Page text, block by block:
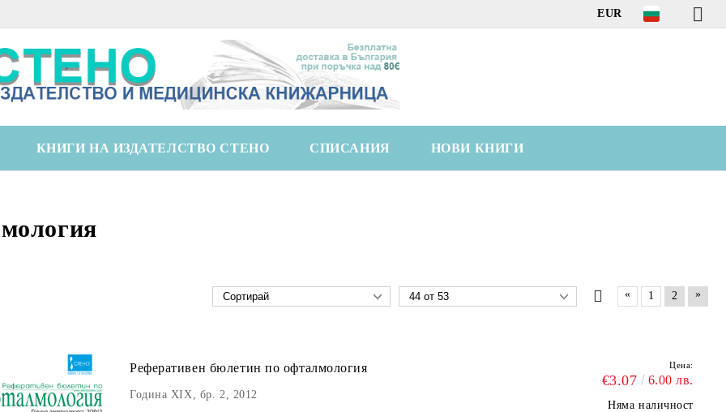
EUR
КНИГИ НА ИЗДАТЕЛСТВО СТЕНО СПИСАНИЯ НОВИ КНИГИ
« 1 2 »
Реферативен бюлетин пo офталмология
Година XIX, бр. 2, 2012
Цена:
€3.07 6.00 лв.
Няма наличност